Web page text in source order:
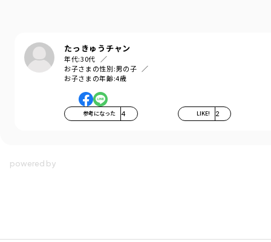
たっきゅうチャン
年代:30代
お子さまの性別:男の子
お子さまの年齢:4歳
参考になった 4 LIKE! 2